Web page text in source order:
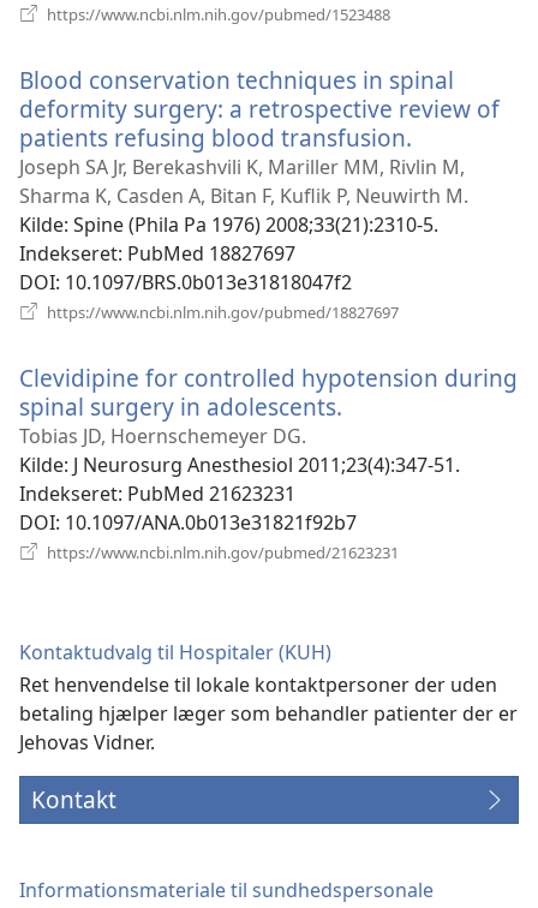
https://www.ncbi.nlm.nih.gov/pubmed/1523488
Blood conservation techniques in spinal
deformity surgery: a retrospective review of
patients refusing blood transfusion.
nyt
vindue)
Joseph SA Jr, Berekashvili K, Mariller MM, Rivlin M,
Sharma K, Casden A, Bitan F, Kuflik P, Neuwirth M.
Kilde‎: Spine (Phila Pa 1976) 2008;33(21):2310-5.
Indekseret‎: PubMed 18827697
DOI‎: 10.1097/BRS.0b013e31818047f2
https://www.ncbi.nlm.nih.gov/pubmed/18827697
Clevidipine for controlled hypotension during
spinal surgery in adolescents.
vindue)
Tobias JD, Hoernschemeyer DG.
Kilde‎: J Neurosurg Anesthesiol 2011;23(4):347-51.
Indekseret‎: PubMed 21623231
DOI‎: 10.1097/ANA.0b013e31821f92b7
https://www.ncbi.nlm.nih.gov/pubmed/21623231
Kontaktudvalg til Hospitaler (KUH)
Ret henvendelse til lokale kontaktpersoner der uden
betaling hjælper læger som behandler patienter der er
Jehovas Vidner.
Kontakt
Informationsmateriale til sundhedspersonale